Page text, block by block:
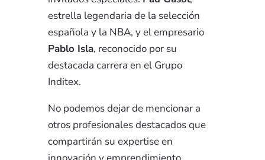
estrella legendaria de la selección
española y la NBA, y el empresario
Pablo Isla, reconocido por su
destacada carrera en el Grupo
Inditex.
No podemos dejar de mencionar a
otros profesionales destacados que
compartirán su expertise en